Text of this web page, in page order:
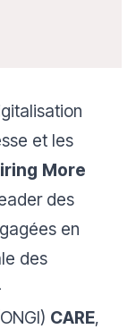
et les
More
des
en
des
CARE,